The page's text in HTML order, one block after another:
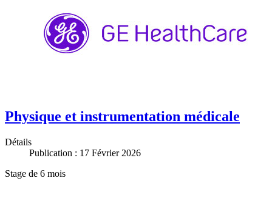
Physique et instrumentation médicale
Détails
Publication : 17 Février 2026
Stage de 6 mois